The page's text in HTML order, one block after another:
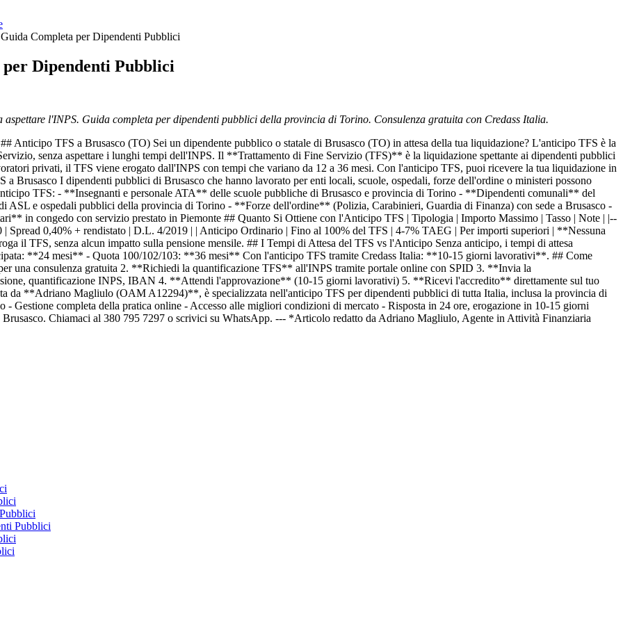
Completa per Dipendenti Pubblici
Dipendenti Pubblici
l'INPS. Guida completa per dipendenti pubblici della provincia di Torino. Consulenza gratuita con Credass Italia.
Anticipo TFS a Brusasco (TO) Sei un dipendente pubblico o statale di Brusasco (TO) in attesa della tua liquidazione? L'anticipo TFS è la
senza aspettare i lunghi tempi dell'INPS. Il **Trattamento di Fine Servizio (TFS)** è la liquidazione spettante ai dipendenti pubblici
privati, il TFS viene erogato dall'INPS con tempi che variano da 12 a 36 mesi. Con l'anticipo TFS, puoi ricevere la tua liquidazione in
I dipendenti pubblici di Brusasco che hanno lavorato per enti locali, scuole, ospedali, forze dell'ordine o ministeri possono
TFS: - **Insegnanti e personale ATA** delle scuole pubbliche di Brusasco e provincia di Torino - **Dipendenti comunali** del
e ospedali pubblici della provincia di Torino - **Forze dell'ordine** (Polizia, Carabinieri, Guardia di Finanza) con sede a Brusasco -
in congedo con servizio prestato in Piemonte ## Quanto Si Ottiene con l'Anticipo TFS | Tipologia | Importo Massimo | Tasso | Note | |--
0,40% + rendistato | D.L. 4/2019 | | Anticipo Ordinario | Fino al 100% del TFS | 4-7% TAEG | Per importi superiori | **Nessuna
il TFS, senza alcun impatto sulla pensione mensile. ## I Tempi di Attesa del TFS vs l'Anticipo Senza anticipo, i tempi di attesa
**24 mesi** - Quota 100/102/103: **36 mesi** Con l'anticipo TFS tramite Credass Italia: **10-15 giorni lavorativi**. ## Come
una consulenza gratuita 2. **Richiedi la quantificazione TFS** all'INPS tramite portale online con SPID 3. **Invia la
quantificazione INPS, IBAN 4. **Attendi l'approvazione** (10-15 giorni lavorativi) 5. **Ricevi l'accredito** direttamente sul tuo
da **Adriano Magliulo (OAM A12294)**, è specializzata nell'anticipo TFS per dipendenti pubblici di tutta Italia, inclusa la provincia di
- Gestione completa della pratica online - Accesso alle migliori condizioni di mercato - Risposta in 24 ore, erogazione in 10-15 giorni
Chiamaci al 380 795 7297 o scrivici su WhatsApp. --- *Articolo redatto da Adriano Magliulo, Agente in Attività Finanziaria
Pubblici